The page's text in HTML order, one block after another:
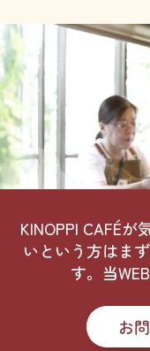
KINOPPI CAFÉ
いという方はま
す。当
お